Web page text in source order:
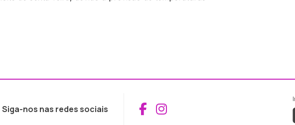
Siga-nos nas redes sociais Aceder ao Facebook da
Aceder ao Instagram